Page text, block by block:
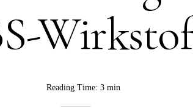
Reading Time: 3 min